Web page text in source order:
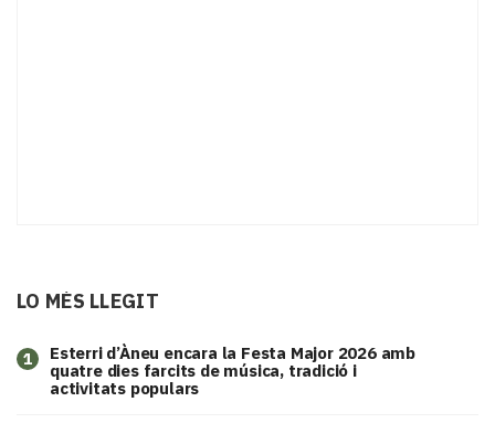
LO MÉS LLEGIT
1
Esterri d’Àneu encara la Festa Major 2026 amb
quatre dies farcits de música, tradició i
activitats populars